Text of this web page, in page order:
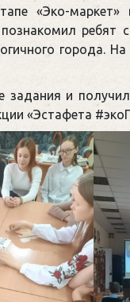
«Эко-
ребят
города.
и
«Эстафета